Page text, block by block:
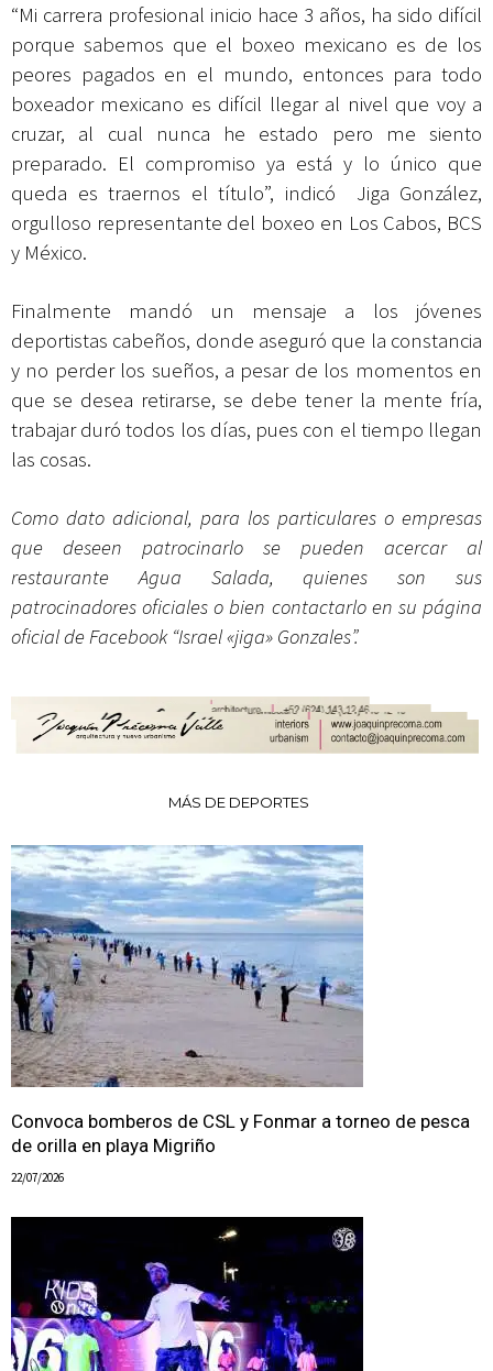
“Mi carrera profesional inicio hace 3 años, ha sido difícil
porque sabemos que el boxeo mexicano es de los
peores pagados en el mundo, entonces para todo
boxeador mexicano es difícil llegar al nivel que voy a
cruzar, al cual nunca he estado pero me siento
preparado. El compromiso ya está y lo único que
queda es traernos el título”, indicó Jiga González,
orgulloso representante del boxeo en Los Cabos, BCS
y México.
Finalmente mandó un mensaje a los jóvenes
deportistas cabeños, donde aseguró que la constancia
y no perder los sueños, a pesar de los momentos en
que se desea retirarse, se debe tener la mente fría,
trabajar duró todos los días, pues con el tiempo llegan
las cosas.
Como dato adicional, para los particulares o empresas
que deseen patrocinarlo se pueden acercar al
restaurante Agua Salada, quienes son sus
patrocinadores oficiales o bien contactarlo en su página
oficial de Facebook “Israel «jiga» Gonzales”.
MÁS DE DEPORTES
Convoca bomberos de CSL y Fonmar a torneo de pesca
de orilla en playa Migriño
22/07/2026